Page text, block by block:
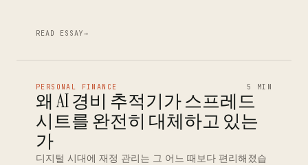
READ ESSAY→
PERSONAL FINANCE 5 MIN
왜 AI 경비 추적기가 스프레드
시트를 완전히 대체하고 있는
가
디지털 시대에 재정 관리는 그 어느 때보다 편리해졌습